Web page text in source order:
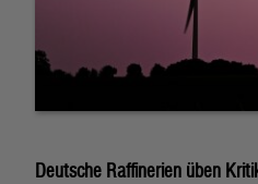
Deutsche Raffinerien üben